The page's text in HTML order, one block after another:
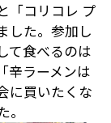
「コリコレ プ
した。参加し
て食べるのは
辛ラーメンは
に買いたくな